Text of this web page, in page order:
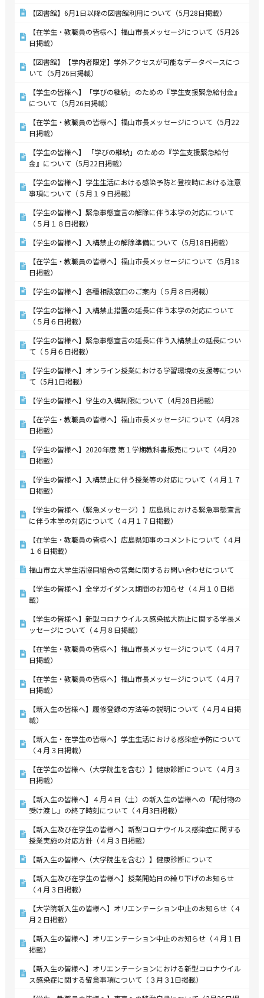
【図書館】6月1日以降の図書館利用について（5月28日掲載）
【在学生・教職員の皆様へ】福山市長メッセージについて（5月26
日掲載）
【図書館】【学内者限定】学外アクセスが可能なデータベースにつ
いて（5月26日掲載）
【学生の皆様へ】「学びの継続」のための『学生支援緊急給付金』
について（5月26日掲載）
【在学生・教職員の皆様へ】福山市長メッセージについて（5月22
日掲載）
【学生の皆様へ】 「学びの継続」のための『学生支援緊急給付
金』について（5月22日掲載）
【学生の皆様へ】学生生活における感染予防と登校時における注意
事項について（５月１９日掲載）
【学生の皆様へ】緊急事態宣言の解除に伴う本学の対応について
（５月１８日掲載）
【学生の皆様へ】入構禁止の解除準備について（5月18日掲載）
【在学生・教職員の皆様へ】福山市長メッセージについて（5月18
日掲載）
【学生の皆様へ】各種相談窓口のご案内（５月８日掲載）
【学生の皆様へ】入構禁止措置の延長に伴う本学の対応について
（５月６日掲載）
【学生の皆様へ】緊急事態宣言の延長に伴う入構禁止の延長につい
て（５月６日掲載）
【学生の皆様へ】オンライン授業における学習環境の支援等につい
て（5月1日掲載）
【学生の皆様へ】学生の入構制限について（4月28日掲載）
【在学生・教職員の皆様へ】福山市長メッセージについて（4月28
日掲載）
【学生の皆様へ】2020年度 第１学期教科書販売について（4月20
日掲載）
【学生の皆様へ】入構禁止に伴う授業等の対応について（４月１７
日掲載）
【学生の皆様へ（緊急メッセージ）】広島県における緊急事態宣言
に伴う本学の対応について（４月１７日掲載）
【在学生・教職員の皆様へ】広島県知事のコメントについて（４月
１６日掲載）
福山市立大学生活協同組合の営業に関するお問い合わせについて
【学生の皆様へ】全学ガイダンス期間のお知らせ（４月１０日掲
載）
【学生の皆様へ】新型コロナウイルス感染拡大防止に関する学長メ
ッセージについて（４月８日掲載）
【在学生・教職員の皆様へ】福山市長メッセージについて（４月７
日掲載）
【在学生・教職員の皆様へ】福山市長メッセージについて（４月７
日掲載）
【新入生の皆様へ】履修登録の方法等の説明について（４月４日掲
載）
【新入生・在学生の皆様へ】学生生活における感染症予防について
（４月３日掲載）
【在学生の皆様へ（大学院生を含む）】健康診断について（４月３
日掲載）
【新入生の皆様へ】４月４日（土）の新入生の皆様への「配付物の
受け渡し」の終了時刻について（４月3日掲載）
【新入生及び在学生の皆様へ】新型コロナウイルス感染症に関する
授業実施の対応方針（４月３日掲載）
【新入生の皆様へ（大学院生を含む）】健康診断について
【新入生及び在学生の皆様へ】授業開始日の繰り下げのお知らせ
（４月３日掲載）
【大学院新入生の皆様へ】オリエンテーション中止のお知らせ（４
月２日掲載）
【新入生の皆様へ】オリエンテーション中止のお知らせ（４月１日
掲載）
【新入生の皆様へ】オリエンテーションにおける新型コロナウイル
ス感染症に関する留意事項について（３月３1日掲載）